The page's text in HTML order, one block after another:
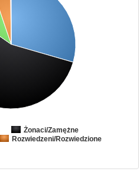
Żonaci/Zamężne
Rozwiedzeni/Rozwiedzione